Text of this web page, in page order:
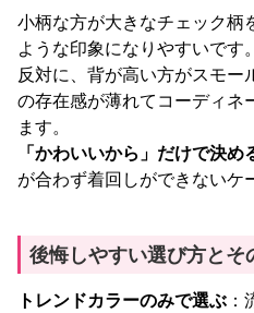
小柄な方が大きなチェック柄
ような印象になりやすいです。
反対に、背が高い方がスモー
の存在感が薄れてコーディネ
ます。
「かわいいから」だけで決め
が合わず着回しができないケ
後悔しやすい選び方とそ
トレンドカラーのみで選ぶ